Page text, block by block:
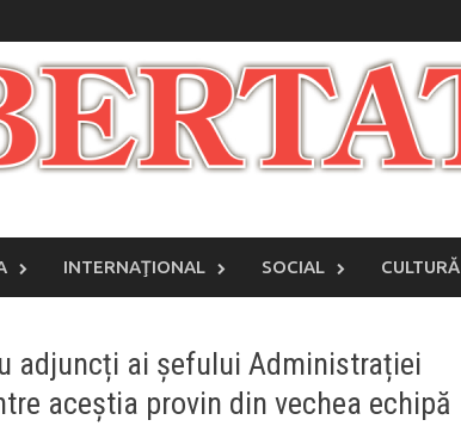
INTERNAŢIONAL SOCIAL CULTURĂ
adjuncți ai șefului Administrației
aceștia provin din vechea echipă